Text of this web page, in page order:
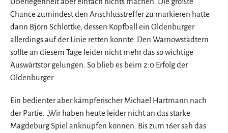
Chance zumindest den Anschlusstreffer zu markieren hatte
dann Björn Schlottke, dessen Kopfball ein Oldenburger
allerdings auf der Linie retten konnte. Den Warnowstädtern
sollte an diesem Tage leider nicht mehr das so wichtige
Auswärtstor gelungen. So blieb es beim 2:0 Erfolg der
Oldenburger.
Ein bedienter aber kämpferischer Michael Hartmann nach
der Partie: „Wir haben heute leider nicht an das starke
Magdeburg Spiel anknüpfen können. Bis zum 16er sah das